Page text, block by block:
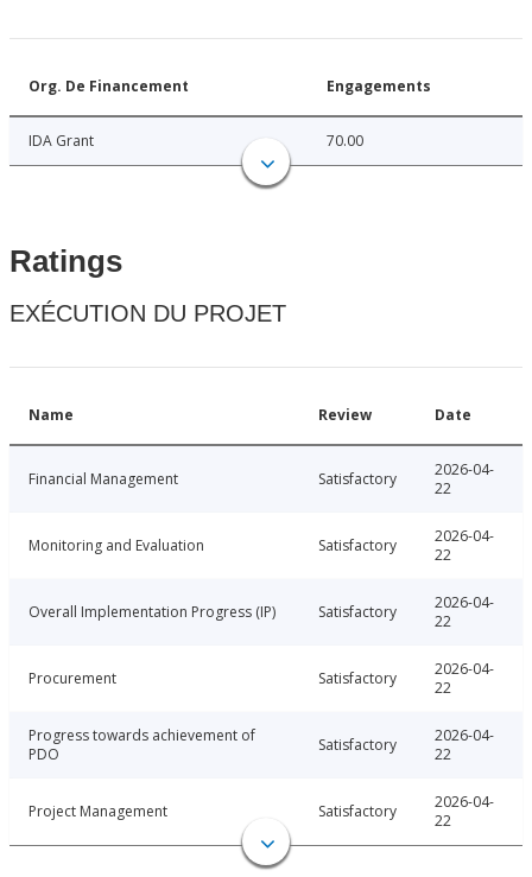
Org. De Financement Engagements
IDA Grant 70.00
Ratings
EXÉCUTION DU PROJET
Name Review Date
Financial Management Satisfactory
2026-04-
22
Monitoring and Evaluation Satisfactory
2026-04-
22
Overall Implementation Progress (IP) Satisfactory
2026-04-
22
Procurement Satisfactory
2026-04-
22
Progress towards achievement of
PDO
Satisfactory
2026-04-
22
Project Management Satisfactory
2026-04-
22